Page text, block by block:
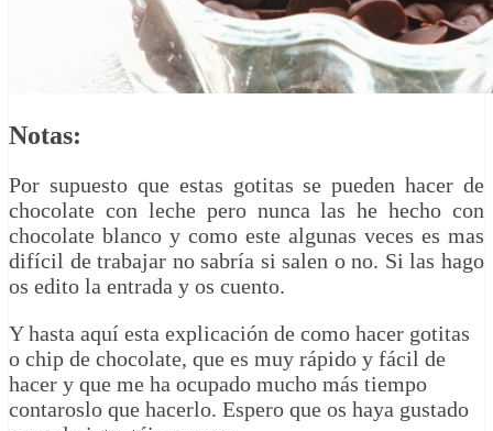
Notas:
Por supuesto que estas gotitas se pueden hacer de
chocolate con leche pero nunca las he hecho con
chocolate blanco y como este algunas veces es mas
difícil de trabajar no sabría si salen o no. Si las hago
os edito la entrada y os cuento.
Y hasta aquí esta explicación de como hacer gotitas
o chip de chocolate, que es muy rápido y fácil de
hacer y que me ha ocupado mucho más tiempo
contaroslo que hacerlo. Espero que os haya gustado